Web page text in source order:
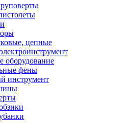
цепные
оборудование
фены
инструмент